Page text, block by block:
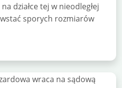
działce tej w nieodległej
sporych rozmiarów